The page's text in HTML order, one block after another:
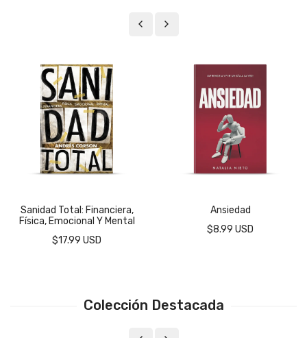
Sanidad Total: Financiera,
Física, Emocional Y Mental
$17.99 USD
Ansiedad
$8.99 USD
Colección Destacada